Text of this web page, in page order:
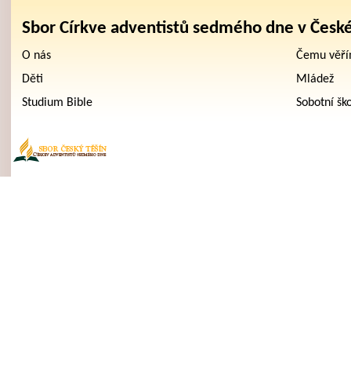
Sbor Církve adventistů sedmého dne v
O nás
Čemu
Děti
Mládež
Studium Bible
Sobotní